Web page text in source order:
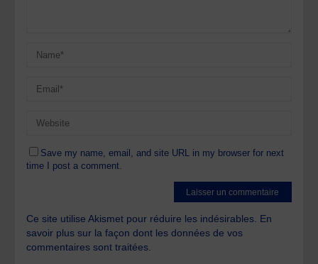
Save my name, email, and site URL in my browser for next
time I post a comment.
Ce site utilise Akismet pour réduire les indésirables. En
savoir plus sur la façon dont les données de vos
commentaires sont traitées.